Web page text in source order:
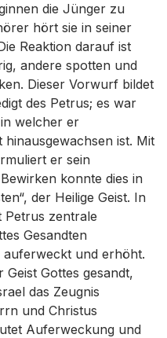
die Jünger zu
hört sie in seiner
Reaktion darauf ist
andere spotten und
Dieser Vorwurf bildet
des Petrus; es war
welcher er
ist. Mit
er sein
konnte dies in
der Heilige Geist. In
Petrus zentrale
Gesandten
und erhöht.
Gottes gesandt,
das Zeugnis
und Christus
Auferweckung und